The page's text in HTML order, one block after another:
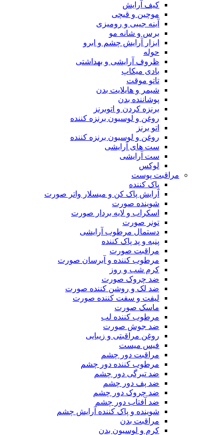
کیف آرایش
موچین و قیچی
آینه جیبی و رومیزی
برس و شانه مو
ابزار آرایش چشم و ابرو
حوله
ظروف آرایشی و بهداشتی
بادی میکاپ
تاتو موقت
شیمر و هایلایت بدن
پوشاننده بدن
برنزه کردن و اتوبرنز
روغن و لوسیون برنزه کننده
اتو برنز
روغن و لوسیون برنزه کننده
ست های آرایشی
ست آرایشی
لوکس
مراقبت پوست
پاک کننده
آرایش پاک کن و میسلار واتر صورت
شوینده صورت
اسکراب و لایه بردار صورت
تونر صورت
دستمال مرطوب آرایشی
پنبه و پد پاک کننده
مراقبت صورت
مرطوب کننده و آبرسان صورت
کرم شب و روز
ضد چروک صورت
ضد لک و روشن کننده صورت
لیفت و سفت کننده صورت
ماسک صورت
مرطوب کننده لب
ضد جوش صورت
روغن مراقبتی و زیبایی
فیس میست
مراقبت دور چشم
مرطوب کننده دور چشم
ضد تیرگی دور چشم
ضد پف دور چشم
ضد چروک دور چشم
ضد آفتاب دور چشم
شوینده و پاک کننده آرایش چشم
مراقبت بدن
کرم و لوسیون بدن